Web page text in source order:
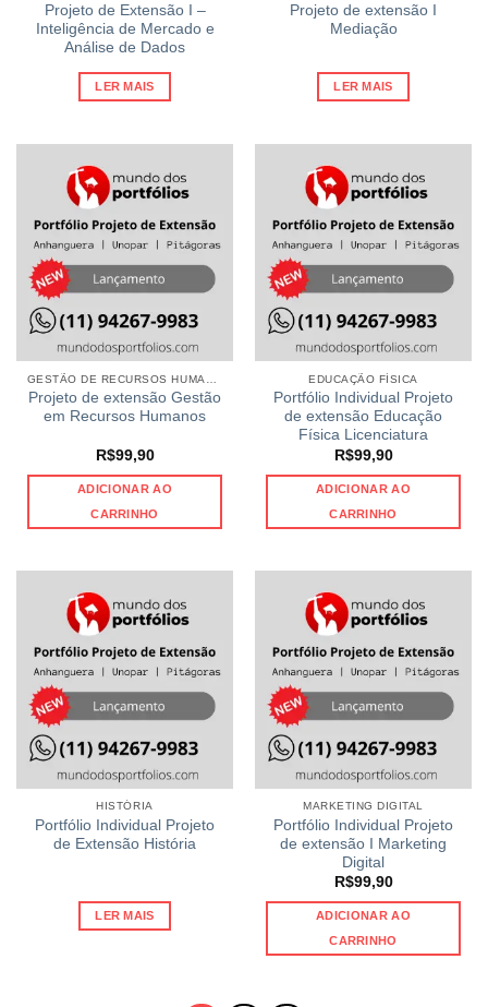
Projeto de Extensão I –
Inteligência de Mercado e
Análise de Dados
LER MAIS
Projeto de extensão I
Mediação
LER MAIS
Projeto de extensão Gestão
em Recursos Humanos
R$99,90
ADICIONAR AO
CARRINHO
EDUCAÇÃO FÍSICA
Portfólio Individual Projeto
de extensão Educação
Física Licenciatura
R$99,90
ADICIONAR AO
CARRINHO
HISTÓRIA
Portfólio Individual Projeto
de Extensão História
LER MAIS
MARKETING DIGITAL
Portfólio Individual Projeto
de extensão I Marketing
Digital
R$99,90
ADICIONAR AO
CARRINHO